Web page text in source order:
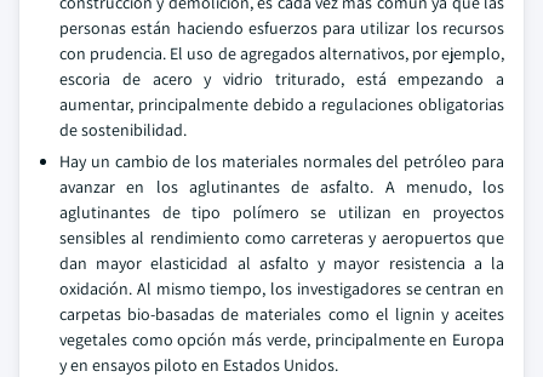
personas están haciendo esfuerzos para utilizar los recursos
con prudencia. El uso de agregados alternativos, por ejemplo,
escoria de acero y vidrio triturado, está empezando a
aumentar, principalmente debido a regulaciones obligatorias
de sostenibilidad.
Hay un cambio de los materiales normales del petróleo para
avanzar en los aglutinantes de asfalto. A menudo, los
aglutinantes de tipo polímero se utilizan en proyectos
sensibles al rendimiento como carreteras y aeropuertos que
dan mayor elasticidad al asfalto y mayor resistencia a la
oxidación. Al mismo tiempo, los investigadores se centran en
carpetas bio-basadas de materiales como el lignin y aceites
vegetales como opción más verde, principalmente en Europa
y en ensayos piloto en Estados Unidos.